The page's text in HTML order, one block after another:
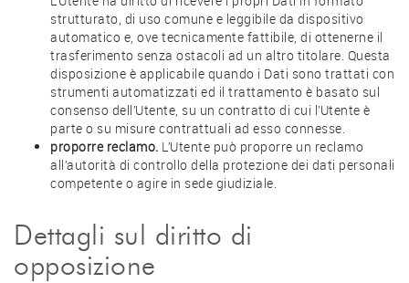
strutturato, di uso comune e leggibile da dispositivo
automatico e, ove tecnicamente fattibile, di ottenerne il
trasferimento senza ostacoli ad un altro titolare. Questa
disposizione è applicabile quando i Dati sono trattati con
strumenti automatizzati ed il trattamento è basato sul
consenso dell’Utente, su un contratto di cui l’Utente è
parte o su misure contrattuali ad esso connesse.
proporre reclamo. L’Utente può proporre un reclamo
all’autorità di controllo della protezione dei dati personali
competente o agire in sede giudiziale.
Dettagli sul diritto di
opposizione